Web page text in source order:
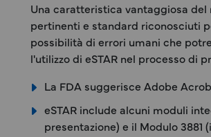
Una caratteristica vantaggiosa del
pertinenti e standard riconosciuti
possibilità di errori umani che
l'utilizzo di eSTAR nel processo di
La FDA suggerisce Adobe
eSTAR include alcuni moduli
presentazione) e il Modulo